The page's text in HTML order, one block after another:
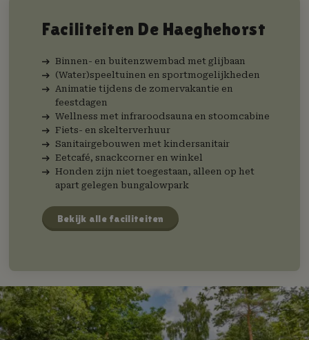
Faciliteiten De Haeghehorst
Binnen- en buitenzwembad met glijbaan
(Water)speeltuinen en sportmogelijkheden
Animatie tijdens de zomervakantie en
feestdagen
Wellness met infraroodsauna en stoomcabine
Fiets- en skelterverhuur
Sanitairgebouwen met kindersanitair
Eetcafé, snackcorner en winkel
Honden zijn niet toegestaan, alleen op het
apart gelegen bungalowpark
Bekijk alle faciliteiten